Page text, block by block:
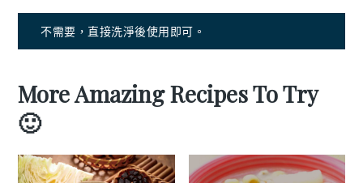
不需要，直接洗淨後使用即可。
More Amazing Recipes To Try
🙂